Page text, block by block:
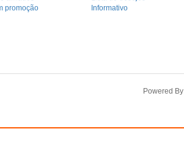
promoção
Informativo
Powered By